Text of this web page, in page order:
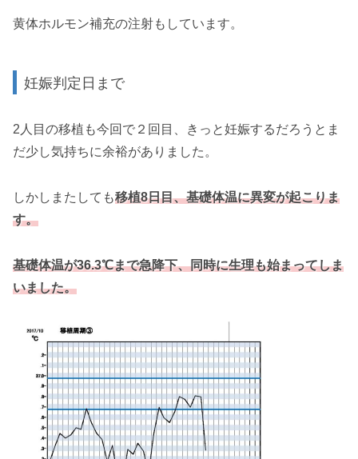
黄体ホルモン補充の注射もしています。
妊娠判定日まで
2人目の移植も今回で２回目、きっと妊娠するだろうとま
だ少し気持ちに余裕がありました。
しかしまたしても移植8日目、基礎体温に異変が起こりま
す。
基礎体温が36.3℃まで急降下、同時に生理も始まってしま
いました。